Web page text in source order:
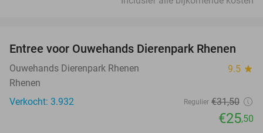
19%
Entree voor Ouwehands Dierenpark Rhenen
Ouwehands Dierenpark Rhenen 9.5 star
Rhenen
Verkocht: 3.932
Regulier €31,50
€25,50